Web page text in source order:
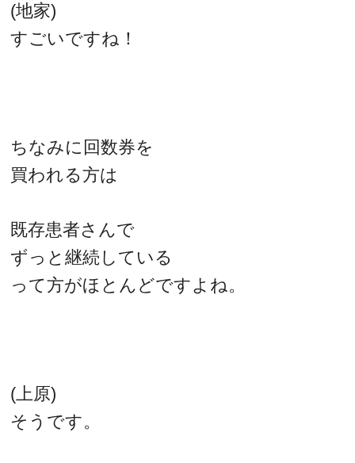
(地家)
すごいですね！
ちなみに回数券を
買われる方は
既存患者さんで
ずっと継続している
って方がほとんどですよね。
(上原)
そうです。